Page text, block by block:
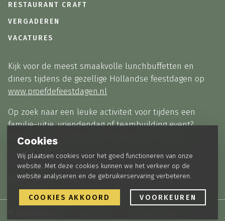
RESTAURANT CRAFT
VERGADEREN
VACATURES
Kijk voor de meest smaakvolle lunchbuffetten en
diners tijdens de gezellige Hollandse feestdagen op
www.proefdefeestdagen.nl
Op zoek naar een leuke activiteit voor tijdens een
familie-uitje, vriendendag of teambuilding event?
Viapartyplanner.nl
Huisregels
Cookies
Wij plaatsen cookies voor het goed functioneren van onze
website. Met deze cookies kunnen we het verkeer op de
website analyseren en de gebruikerservaring verbeteren.
COOKIES AKKOORD VOORKEUREN